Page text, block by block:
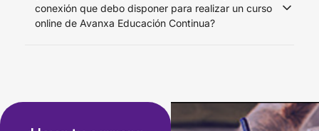
conexión que debo disponer para realizar un curso
online de Avanxa Educación Continua?